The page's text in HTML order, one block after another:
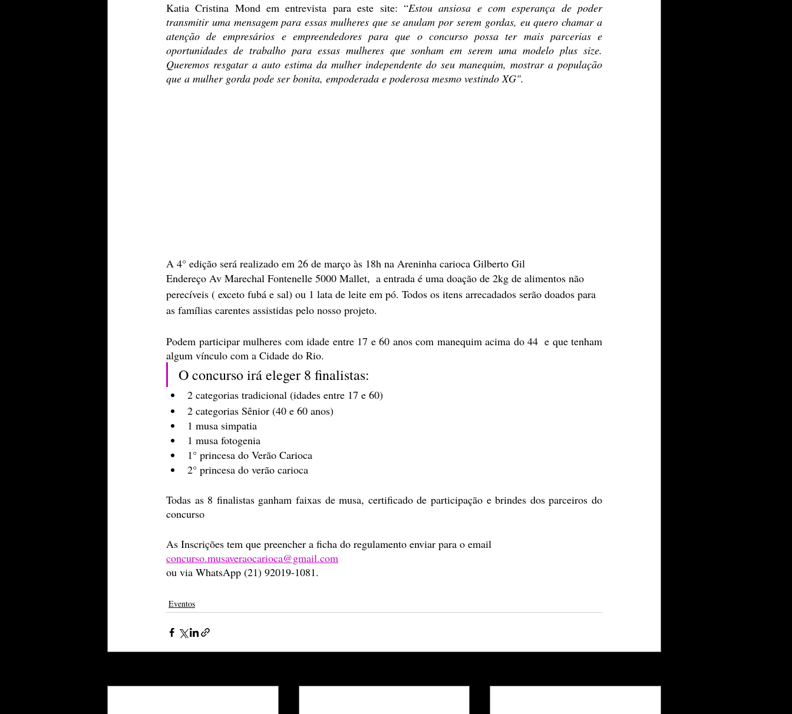
Katia Cristina Mond em entrevista para este site: “Estou ansiosa e com esperança de poder
transmitir uma mensagem para essas mulheres que se anulam por serem gordas, eu quero chamar a
atenção de empresários e empreendedores para que o concurso possa ter mais parcerias e
oportunidades de trabalho para essas mulheres que sonham em serem uma modelo plus size.
Queremos resgatar a auto estima da mulher independente do seu manequim, mostrar a população
que a mulher gorda pode ser bonita, empoderada e poderosa mesmo vestindo XG".
A 4° edição será realizado em 26 de março às 18h na Areninha carioca Gilberto Gil
Endereço Av Marechal Fontenelle 5000 Mallet,  a entrada é uma doação de 2kg de alimentos não
perecíveis ( exceto fubá e sal) ou 1 lata de leite em pó. Todos os itens arrecadados serão doados para
as famílias carentes assistidas pelo nosso projeto.
Podem participar mulheres com idade entre 17 e 60 anos com manequim acima do 44  e que tenham
algum vínculo com a Cidade do Rio.
O concurso irá eleger 8 finalistas:
2 categorias tradicional (idades entre 17 e 60)
2 categorias Sênior (40 e 60 anos)
1 musa simpatia
1 musa fotogenia
1° princesa do Verão Carioca
2° princesa do verão carioca
Todas as 8 finalistas ganham faixas de musa, certificado de participação e brindes dos parceiros do
concurso
As Inscrições tem que preencher a ficha do regulamento enviar para o email
concurso.musaveraocarioca@gmail.com
ou via WhatsApp (21) 92019-1081.
Eventos